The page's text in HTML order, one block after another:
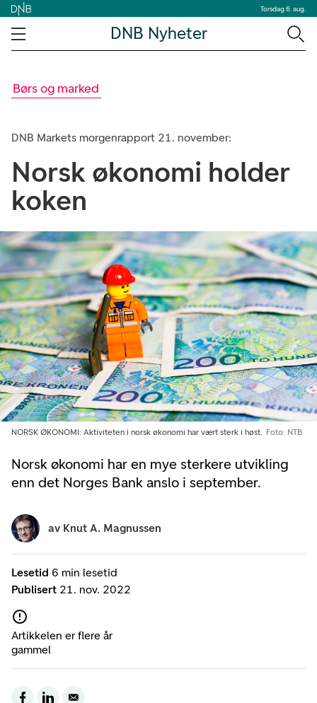
Torsdag 6. aug.
DNB Nyheter
Børs og marked
DNB Markets morgenrapport 21. november:
Norsk økonomi holder
koken
Norsk økonomi har en mye sterkere utvikling
enn det Norges Bank anslo i september.
NORSK ØKONOMI: Aktiviteten i norsk økonomi har vært sterk i høst. Foto: NTB
Lesetid 6 min lesetid
Publisert 21. nov. 2022
Artikkelen er flere år
gammel
av Knut A. Magnussen